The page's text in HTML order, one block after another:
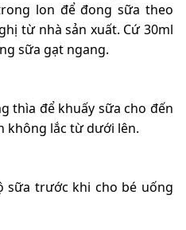
lon để đong sữa theo
từ nhà sản xuất. Cứ 30ml
sữa gạt ngang.
thìa để khuấy sữa cho đến
không lắc từ dưới lên.
sữa trước khi cho bé uống